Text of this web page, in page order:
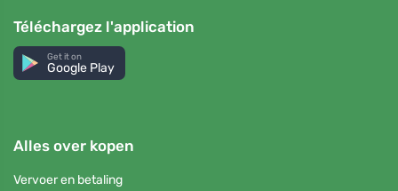
Téléchargez l'application
Get it on
Google Play
Alles over kopen
Vervoer en betaling